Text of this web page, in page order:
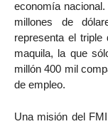
economía
millones de
representa el
maquila, la que
millón 400 mil
de empleo.
Una misión del